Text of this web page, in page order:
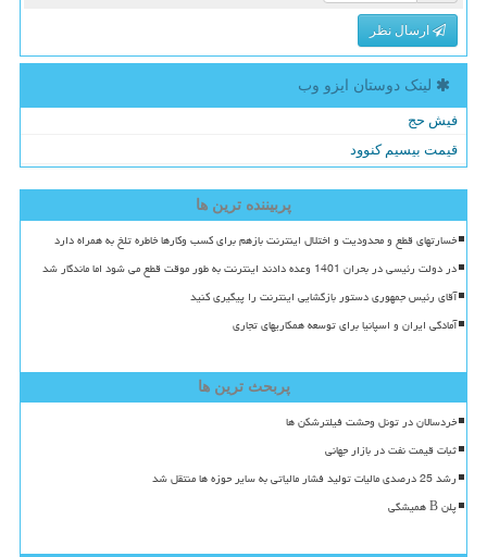
ارسال نظر
لینک دوستان ایزو وب
فیش حج
قیمت بیسیم کنوود
پربیننده ترین ها
خسارتهای قطع و محدودیت و اختلال اینترنت بازهم برای کسب وکارها خاطره تلخ به همراه دارد
در دولت رئیسی در بحران 1401 وعده دادند اینترنت به طور موقت قطع می شود اما ماندگار شد
آقای رئیس جمهوری دستور بازگشایی اینترنت را پیگیری کنید
آمادگی ایران و اسپانیا برای توسعه همکاریهای تجاری
پربحث ترین ها
خردسالان در تونل وحشت فیلترشکن ها
ثبات قیمت نفت در بازار جهانی
رشد 25 درصدی مالیات تولید فشار مالیاتی به سایر حوزه ها منتقل شد
پلن B همیشگی